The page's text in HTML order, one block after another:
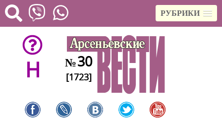
РУБРИКИ
H №30
[1723]